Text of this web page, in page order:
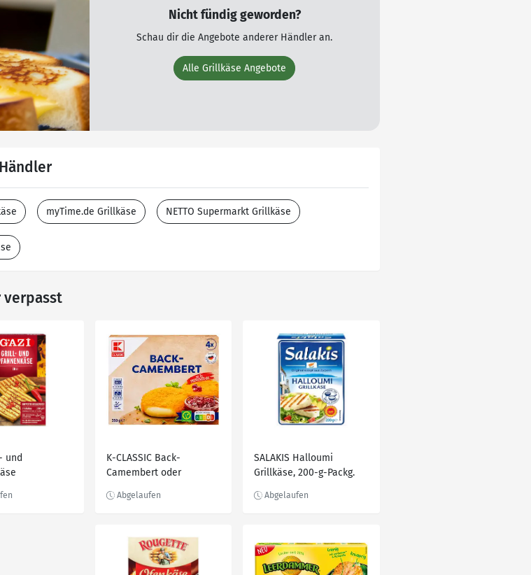
Nicht fündig geworden?
Schau dir die Angebote anderer Händler an.
Alle Grillkäse Angebote
myTime.de Grillkäse NETTO Supermarkt Grillkäse
verpasst
und
K-CLASSIC Back-
Camembert oder
350-g-Packg.
SALAKIS Halloumi
Grillkäse, 200-g-Packg.